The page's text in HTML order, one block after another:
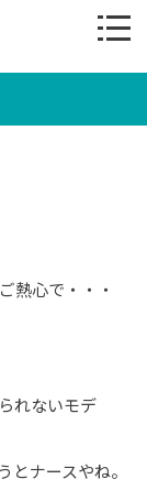
熱心で・・・
れないモデ
ナースやね。